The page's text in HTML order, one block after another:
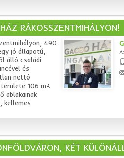
RÁKOSSZENTMIHÁLYON!
490
jó állapotú,
álló családi
és
nettó
106 m².
ablakainak
kellemes
KÉT